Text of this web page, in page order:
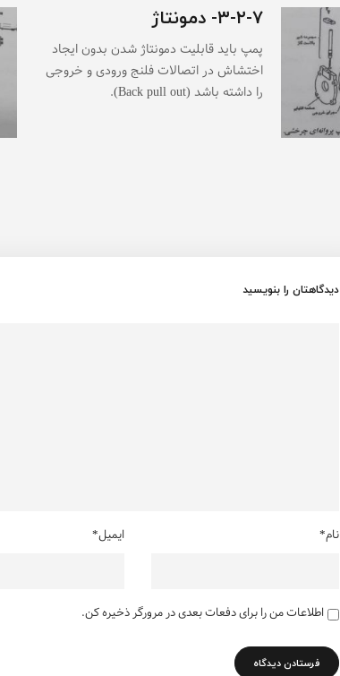
۳-۲-۷- دمونتاژ
پمپ باید قابلیت دمونتاژ شدن بدون ایجاد
اختشاش در اتصالات فلنج ورودی و خروجی
را داشته باشد (Back pull out).
دیدگاهتان را بنویسید
نام* ایمیل*
اطلاعات من را برای دفعات بعدی در مرورگر ذخیره کن.